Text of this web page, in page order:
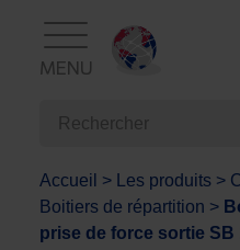
MENU
Accueil > Les produits >
Boitiers de répartition >
prise de force sortie SB